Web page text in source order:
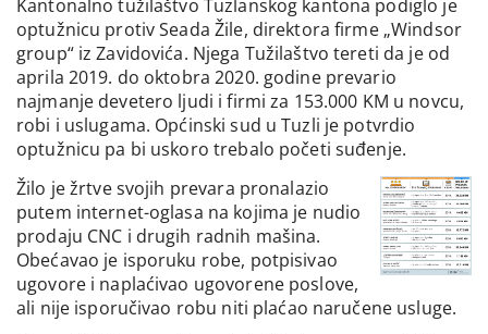
Kantonalno tužilaštvo Tuzlanskog kantona podiglo je
optužnicu protiv Seada Žile, direktora firme „Windsor
group“ iz Zavidovića. Njega Tužilaštvo tereti da je od
aprila 2019. do oktobra 2020. godine prevario
najmanje devetero ljudi i firmi za 153.000 KM u novcu,
robi i uslugama. Općinski sud u Tuzli je potvrdio
optužnicu pa bi uskoro trebalo početi suđenje.
Žilo je žrtve svojih prevara pronalazio
putem internet-oglasa na kojima je nudio
prodaju CNC i drugih radnih mašina.
Obećavao je isporuku robe, potpisivao
ugovore i naplaćivao ugovorene poslove,
ali nije isporučivao robu niti plaćao naručene usluge.